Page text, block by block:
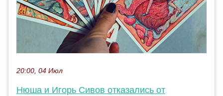
20:00, 04 Июл
Нюша и Игорь Сивов отказались от